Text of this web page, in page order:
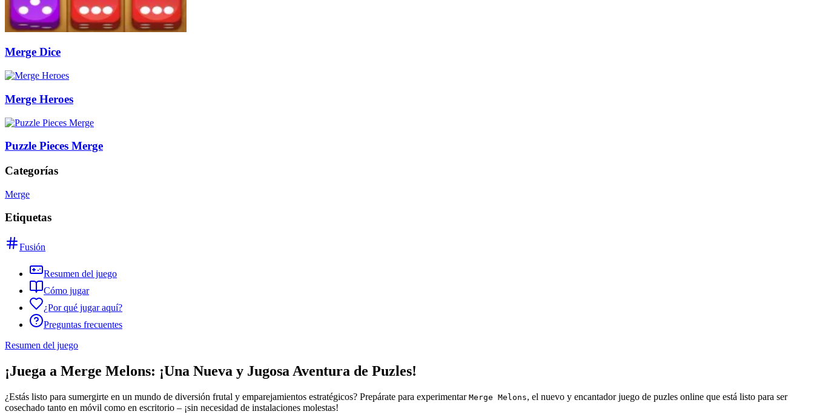
Merge Dice
Merge Heroes
Puzzle Pieces Merge
Categorías
Merge
Etiquetas
Fusión
Resumen del juego
Cómo jugar
¿Por qué jugar aquí?
Preguntas frecuentes
Resumen del juego
¡Juega a Merge Melons: ¡Una Nueva y Jugosa Aventura de Puzles!
¿Estás listo para sumergirte en un mundo de diversión frutal y emparejamientos estratégicos? Prepárate para experimentar Merge Melons, el nuevo y encantador juego de puzles online que está listo para ser
cosechado tanto en móvil como en escritorio – ¡sin necesidad de instalaciones molestas!